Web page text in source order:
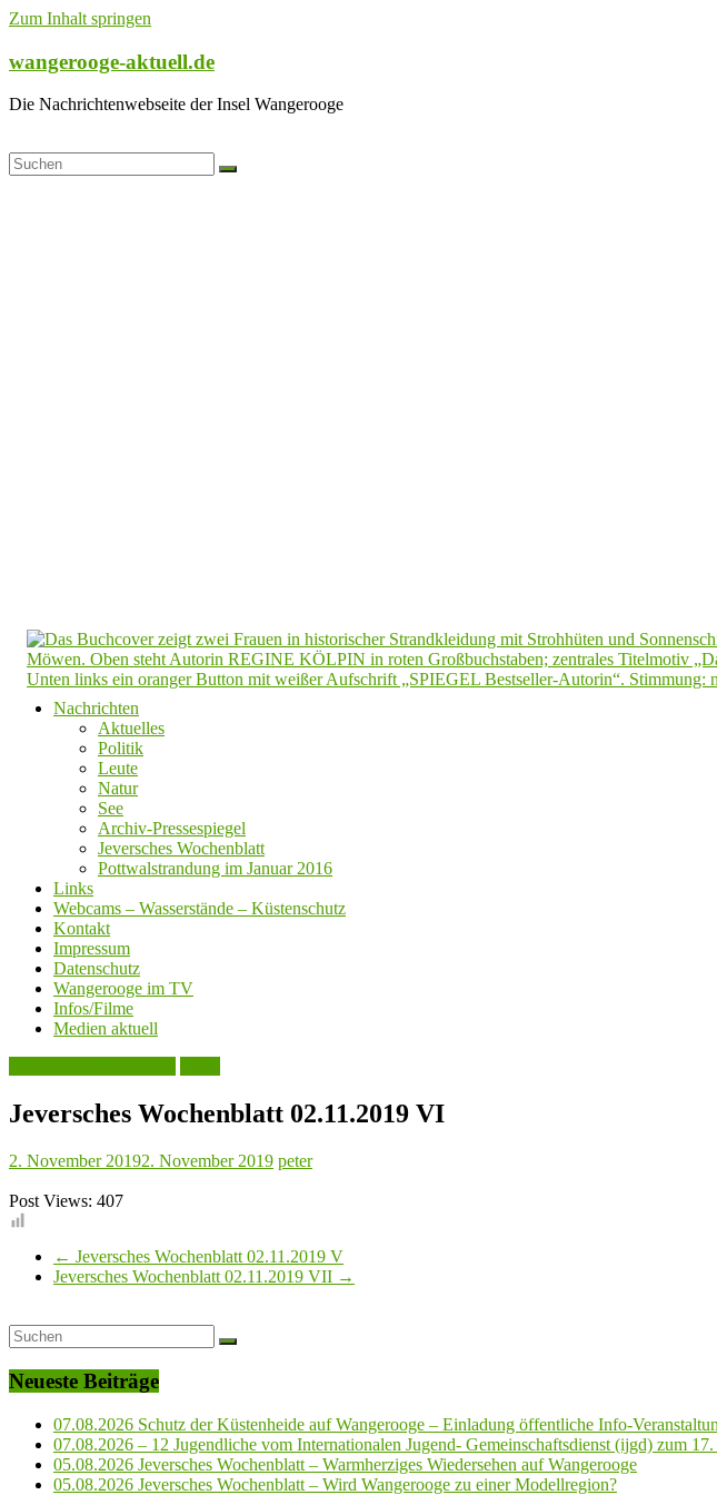
Zum Inhalt springen
wangerooge-aktuell.de
Die Nachrichtenwebseite der Insel Wangerooge
Nachrichten
Aktuelles
Politik
Leute
Natur
See
Archiv-Pressespiegel
Jeversches Wochenblatt
Pottwalstrandung im Januar 2016
Links
Webcams – Wasserstände – Küstenschutz
Kontakt
Impressum
Datenschutz
Wangerooge im TV
Infos/Filme
Medien aktuell
Jeversches Wochenblatt 02.11.2019 VI
2. November 20192. November 2019 peter
Post Views: 407
← Jeversches Wochenblatt 02.11.2019 V
Jeversches Wochenblatt 02.11.2019 VII →
Neueste Beiträge
07.08.2026 Schutz der Küstenheide auf Wangerooge – Einladung öffentliche Info-
07.08.2026 – 12 Jugendliche vom Internationalen Jugend- Gemeinschaftsdienst (ijgd) zum
05.08.2026 Jeversches Wochenblatt – Warmherziges Wiedersehen auf Wangerooge
05.08.2026 Jeversches Wochenblatt – Wird Wangerooge zu einer Modellregion?